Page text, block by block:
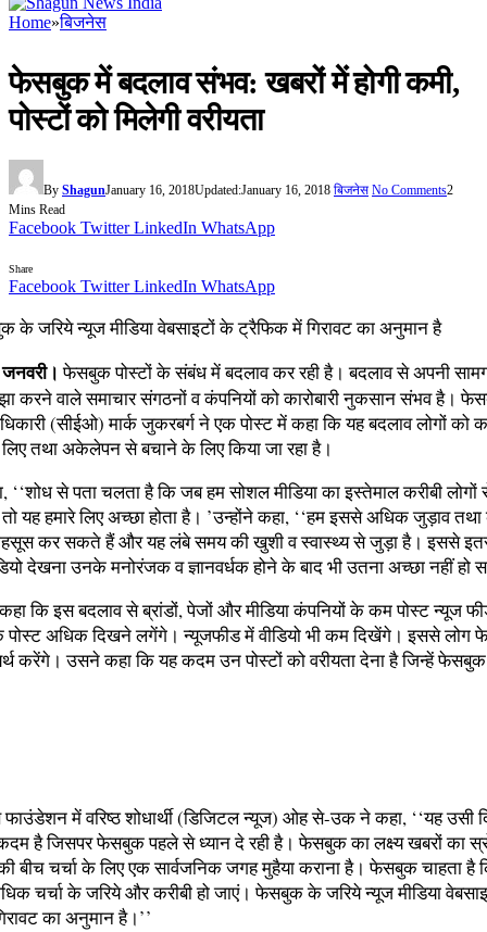
Home»बिजनेस
फेसबुक में बदलाव संभव: खबरों में होगी कमी,
पोस्टों को मिलेगी वरीयता
By ShagunJanuary 16, 2018Updated:January 16, 2018 बिजनेस No Comments2
Mins Read
Facebook Twitter LinkedIn WhatsApp
Share
Facebook Twitter LinkedIn WhatsApp
के जरिये न्यूज मीडिया वेबसाइटों के ट्रैफिक में गिरावट का अनुमान है
फेसबुक पोस्टों के संबंध में बदलाव कर रही है। बदलाव से अपनी
करने वाले समाचार संगठनों व कंपनियों को कारोबारी नुकसान संभव है।
(सीईओ) मार्क जुकरबर्ग ने एक पोस्ट में कहा कि यह बदलाव लोगों को
तथा अकेलेपन से बचाने के लिए किया जा रहा है।
‘‘शोध से पता चलता है कि जब हम सोशल मीडिया का इस्तेमाल करीबी
यह हमारे लिए अच्छा होता है। ’उन्होंने कहा, ‘‘हम इससे अधिक जुड़ाव
कर सकते हैं और यह लंबे समय की खुशी व स्वास्थ्य से जुड़ा है। इससे
देखना उनके मनोरंजक व ज्ञानवर्धक होने के बाद भी उतना अच्छा नहीं हो
कि इस बदलाव से ब्रांडों, पेजों और मीडिया कंपनियों के कम पोस्ट न्यूज
पोस्ट अधिक दिखने लगेंगे। न्यूजफीड में वीडियो भी कम दिखेंगे। इससे लोग
करेंगे। उसने कहा कि यह कदम उन पोस्टों को वरीयता देना है जिन्हें फेसबुक
फाउंडेशन में वरिष्ठ शोधार्थी (डिजिटल न्यूज) ओह से-उक ने कहा, ‘‘यह उसी
कदम है जिसपर फेसबुक पहले से ध्यान दे रही है। फेसबुक का लक्ष्य खबरों का
बीच चर्चा के लिए एक सार्वजनिक जगह मुहैया कराना है। फेसबुक चाहता है
चर्चा के जरिये और करीबी हो जाएं। फेसबुक के जरिये न्यूज मीडिया
का अनुमान है।’’